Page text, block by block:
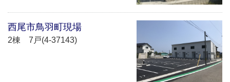
西尾市鳥羽町現場
2棟 7戸(4-37143)